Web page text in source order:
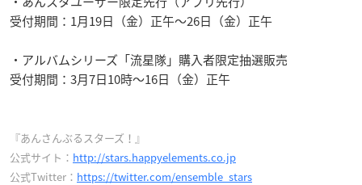
受付期間：1月19日（金）正午〜26日（金）正午
・アルバムシリーズ「流星隊」購入者限定抽選販売
受付期間：3月7日10時〜16日（金）正午
『あんさんぶるスターズ！』
公式サイト： http://stars.happyelements.co.jp
公式Twitter： https://twitter.com/ensemble_stars